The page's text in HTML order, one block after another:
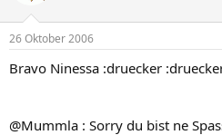
26 Oktober 2006
Bravo Ninessa :druecker
@Mummla : Sorry du bist ne